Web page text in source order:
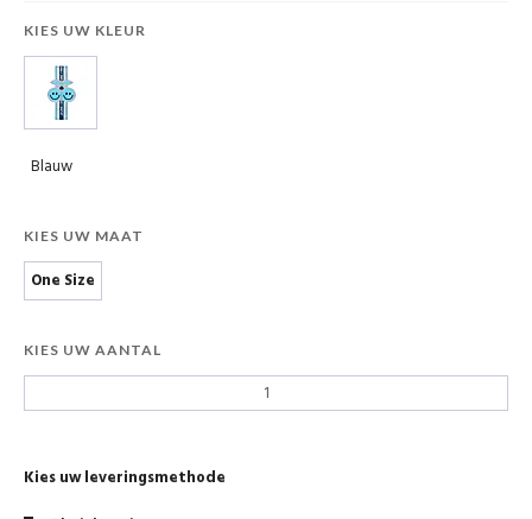
KIES UW KLEUR
Blauw
KIES UW MAAT
One Size
KIES UW AANTAL
Kies uw leveringsmethode